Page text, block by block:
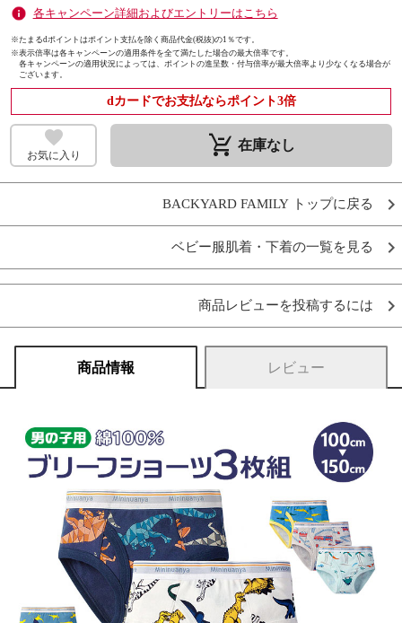
各キャンペーン詳細およびエントリーはこちら
※たまるdポイントはポイント支払を除く商品代金(税抜)の1％です。
※表示倍率は各キャンペーンの適用条件を全て満たした場合の最大倍率です。
各キャンペーンの適用状況によっては、ポイントの進呈数・付与倍率が最大倍率より少なくなる場合が
ございます。
dカードでお支払ならポイント3倍
お気に入り remove_shopping_cart 在庫なし
BACKYARD FAMILY トップに戻る
ベビー服肌着・下着の一覧を見る
商品レビューを投稿するには
商品情報 レビュー